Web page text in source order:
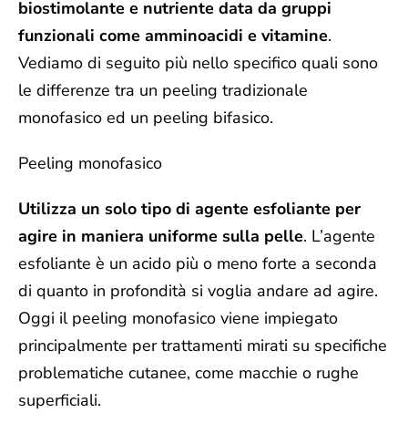
biostimolante e nutriente data da gruppi
funzionali come amminoacidi e vitamine.
Vediamo di seguito più nello specifico quali sono
le differenze tra un peeling tradizionale
monofasico ed un peeling bifasico.
Peeling monofasico
Utilizza un solo tipo di agente esfoliante per
agire in maniera uniforme sulla pelle. L’agente
esfoliante è un acido più o meno forte a seconda
di quanto in profondità si voglia andare ad agire.
Oggi il peeling monofasico viene impiegato
principalmente per trattamenti mirati su specifiche
problematiche cutanee, come macchie o rughe
superficiali.